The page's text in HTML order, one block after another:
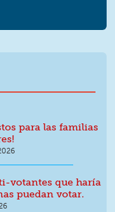
para las familias
votantes que haría
puedan votar.